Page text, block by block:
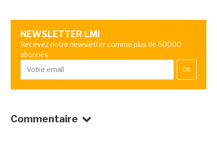
NEWSLETTER LMI
Recevez notre newsletter comme plus de 50000
abonnés
OK
Commentaire